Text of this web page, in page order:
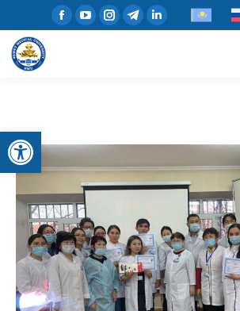
Открыть панель инструментов